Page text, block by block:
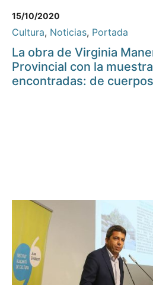
15/10/2020
Cultura, Noticias, Portada
La obra de Virginia
Provincial con la muestra
encontradas: de cuerpos